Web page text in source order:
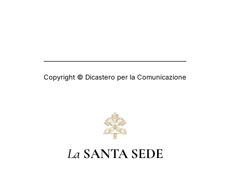
Copyright © Dicastero per la Comunicazione
La SANTA SEDE